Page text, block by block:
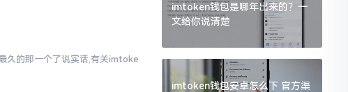
久的那一个了说实话,有关imtoke
imtoken钱包是哪年出来的？一
文给你说清楚
imtoken钱包安卓怎么下 官方渠